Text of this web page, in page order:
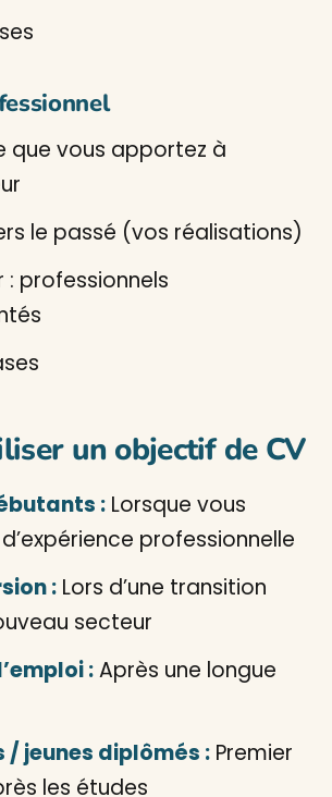
que vous apportez à
le passé (vos réalisations)
: professionnels
un objectif de CV
: Lorsque vous
professionnelle
: Lors d’une transition
secteur
:Après une longue
/ jeunes diplômés : Premier
les études